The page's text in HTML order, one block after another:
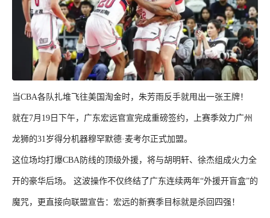
当CBA各队扎堆飞往美国淘金时，朱芳雨反手就甩出一张王牌！
就在7月19日下午，广东宏远官宣完成重磅签约，上赛季效力广州
龙狮的31岁得分机器穆罕默德·麦考尔正式加盟。
这位场均打爆CBA防线的顶级外援，将与胡明轩、徐杰组成火力全
开的豪华后场。 这波操作不仅终结了广东连续两年“外援开盲盒”的
魔咒，更直接向联盟宣告：宏远的新赛季目标就是杀回四强！